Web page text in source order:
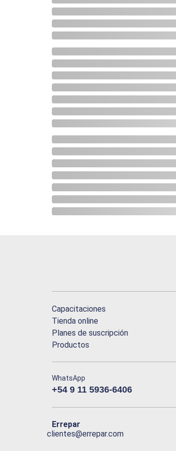
Capacitaciones
Tienda online
Planes de suscripción
Productos
WhatsApp
+54 9 11 5936-6406
Errepar
clientes@errepar.com